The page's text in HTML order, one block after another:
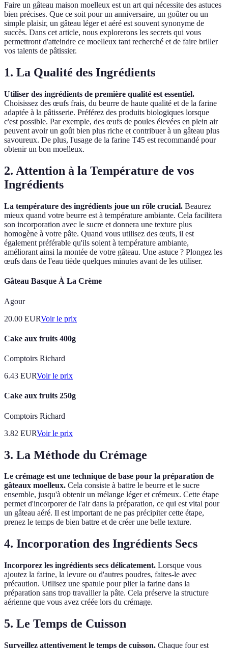
Faire un gâteau maison moelleux est un art qui nécessite des astuces
bien précises. Que ce soit pour un anniversaire, un goûter ou un
simple plaisir, un gâteau léger et aéré est souvent synonyme de
succès. Dans cet article, nous explorerons les secrets qui vous
permettront d'atteindre ce moelleux tant recherché et de faire briller
vos talents de pâtissier.
1. La Qualité des Ingrédients
Utiliser des ingrédients de première qualité est essentiel.
Choisissez des œufs frais, du beurre de haute qualité et de la farine
adaptée à la pâtisserie. Préférez des produits biologiques lorsque
c'est possible. Par exemple, des œufs de poules élevées en plein air
peuvent avoir un goût bien plus riche et contribuer à un gâteau plus
savoureux. De plus, l'usage de la farine T45 est recommandé pour
obtenir un bon moelleux.
2. Attention à la Température de vos
Ingrédients
La température des ingrédients joue un rôle crucial. Beaurez
mieux quand votre beurre est à température ambiante. Cela facilitera
son incorporation avec le sucre et donnera une texture plus
homogène à votre pâte. Quand vous utilisez des œufs, il est
également préférable qu'ils soient à température ambiante,
améliorant ainsi la montée de votre gâteau. Une astuce ? Plongez les
œufs dans de l'eau tiède quelques minutes avant de les utiliser.
Gâteau Basque À La Crème
Agour
20.00 EURVoir le prix
Cake aux fruits 400g
Comptoirs Richard
6.43 EURVoir le prix
Cake aux fruits 250g
Comptoirs Richard
3.82 EURVoir le prix
3. La Méthode du Crémage
Le crémage est une technique de base pour la préparation de
gâteaux moelleux. Cela consiste à battre le beurre et le sucre
ensemble, jusqu'à obtenir un mélange léger et crémeux. Cette étape
permet d'incorporer de l'air dans la préparation, ce qui est vital pour
un gâteau aéré. Il est important de ne pas précipiter cette étape,
prenez le temps de bien battre et de créer une belle texture.
4. Incorporation des Ingrédients Secs
Incorporez les ingrédients secs délicatement. Lorsque vous
ajoutez la farine, la levure ou d'autres poudres, faites-le avec
précaution. Utilisez une spatule pour plier la farine dans la
préparation sans trop travailler la pâte. Cela préserve la structure
aérienne que vous avez créée lors du crémage.
5. Le Temps de Cuisson
Surveillez attentivement le temps de cuisson. Chaque four est